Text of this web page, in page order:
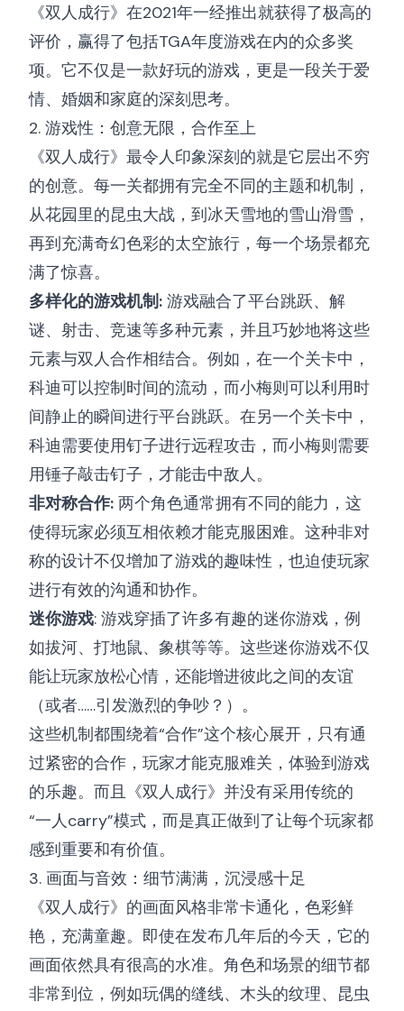
《双人成行》在2021年一经推出就获得了极高的
评价，赢得了包括TGA年度游戏在内的众多奖
项。它不仅是一款好玩的游戏，更是一段关于爱
情、婚姻和家庭的深刻思考。
2. 游戏性：创意无限，合作至上
《双人成行》最令人印象深刻的就是它层出不穷
的创意。每一关都拥有完全不同的主题和机制，
从花园里的昆虫大战，到冰天雪地的雪山滑雪，
再到充满奇幻色彩的太空旅行，每一个场景都充
满了惊喜。
多样化的游戏机制: 游戏融合了平台跳跃、解
谜、射击、竞速等多种元素，并且巧妙地将这些
元素与双人合作相结合。例如，在一个关卡中，
科迪可以控制时间的流动，而小梅则可以利用时
间静止的瞬间进行平台跳跃。在另一个关卡中，
科迪需要使用钉子进行远程攻击，而小梅则需要
用锤子敲击钉子，才能击中敌人。
非对称合作: 两个角色通常拥有不同的能力，这
使得玩家必须互相依赖才能克服困难。这种非对
称的设计不仅增加了游戏的趣味性，也迫使玩家
进行有效的沟通和协作。
迷你游戏: 游戏穿插了许多有趣的迷你游戏，例
如拔河、打地鼠、象棋等等。这些迷你游戏不仅
能让玩家放松心情，还能增进彼此之间的友谊
（或者……引发激烈的争吵？）。
这些机制都围绕着“合作”这个核心展开，只有通
过紧密的合作，玩家才能克服难关，体验到游戏
的乐趣。而且《双人成行》并没有采用传统的
“一人carry”模式，而是真正做到了让每个玩家都
感到重要和有价值。
3. 画面与音效：细节满满，沉浸感十足
《双人成行》的画面风格非常卡通化，色彩鲜
艳，充满童趣。即使在发布几年后的今天，它的
画面依然具有很高的水准。角色和场景的细节都
非常到位，例如玩偶的缝线、木头的纹理、昆虫